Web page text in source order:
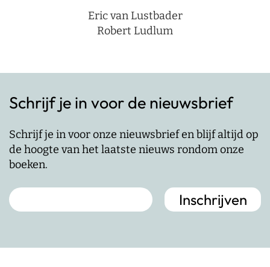
Eric van Lustbader
Robert Ludlum
Schrijf je in voor de nieuwsbrief
Schrijf je in voor onze nieuwsbrief en blijf altijd op
de hoogte van het laatste nieuws rondom onze
boeken.